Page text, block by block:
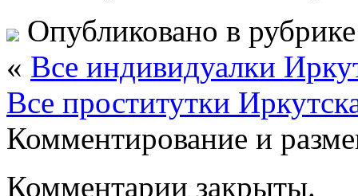
Опубликовано в
« Все индивидуалки
Все проститутки
Комментирование и
Комментарии закрыты.